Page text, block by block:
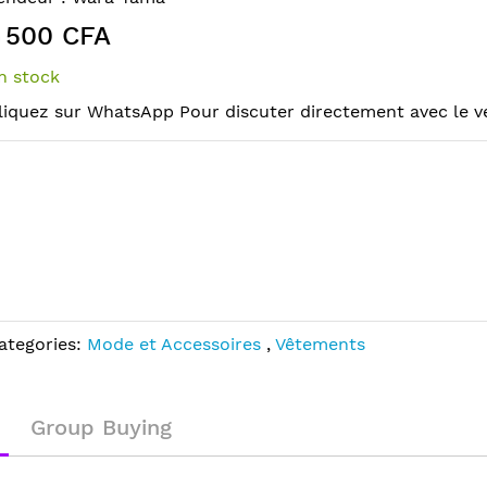
500 CFA
stock
sur WhatsApp Pour discuter directement avec le
Mode et Accessoires , Vêtements
Group Buying